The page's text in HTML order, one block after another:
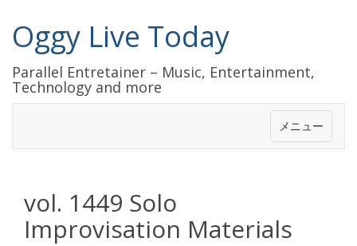
Oggy Live Today
Parallel Entretainer – Music, Entertainment,
Technology and more
メニュー
vol. 1449 Solo
Improvisation Materials